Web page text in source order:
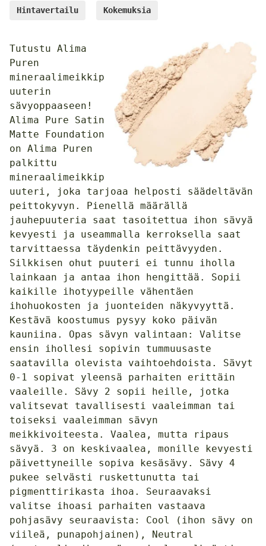
Hintavertailu Kokemuksia
Tutustu Alima
Puren
mineraalimeikkip
uuterin
sävyoppaaseen!
Alima Pure Satin
Matte Foundation
on Alima Puren
palkittu
mineraalimeikkip
uuteri, joka tarjoaa helposti säädeltävän
peittokyvyn. Pienellä määrällä
jauhepuuteria saat tasoitettua ihon sävyä
kevyesti ja useammalla kerroksella saat
tarvittaessa täydenkin peittävyyden.
Silkkisen ohut puuteri ei tunnu iholla
lainkaan ja antaa ihon hengittää. Sopii
kaikille ihotyypeille vähentäen
ihohuokosten ja juonteiden näkyvyyttä.
Kestävä koostumus pysyy koko päivän
kauniina. Opas sävyn valintaan: Valitse
ensin ihollesi sopivin tummuusaste
saatavilla olevista vaihtoehdoista. Sävyt
0-1 sopivat yleensä parhaiten erittäin
vaaleille. Sävy 2 sopii heille, jotka
valitsevat tavallisesti vaaleimman tai
toiseksi vaaleimman sävyn
meikkivoiteesta. Vaalea, mutta ripaus
sävyä. 3 on keskivaalea, monille kevyesti
päivettyneille sopiva kesäsävy. Sävy 4
pukee selvästi ruskettunutta tai
pigmenttirikasta ihoa. Seuraavaksi
valitse ihoasi parhaiten vastaava
pohjasävy seuraavista: Cool (ihon sävy on
viileä, punapohjainen), Neutral